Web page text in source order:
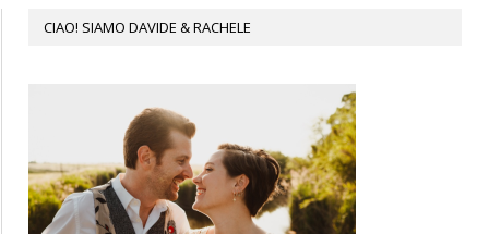
CIAO! SIAMO DAVIDE & RACHELE